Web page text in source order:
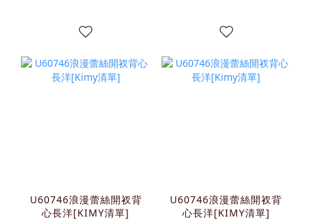
U60746浪漫蕾絲開衩背
心長洋[KIMY清單]
U60746浪漫蕾絲開衩背
心長洋[KIMY清單]